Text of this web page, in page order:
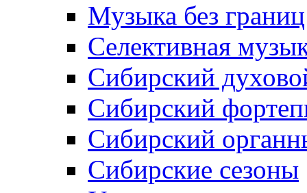
Музыка без границ
Селективная
Сибирский
Сибирский
Сибирский
Сибирские сезоны